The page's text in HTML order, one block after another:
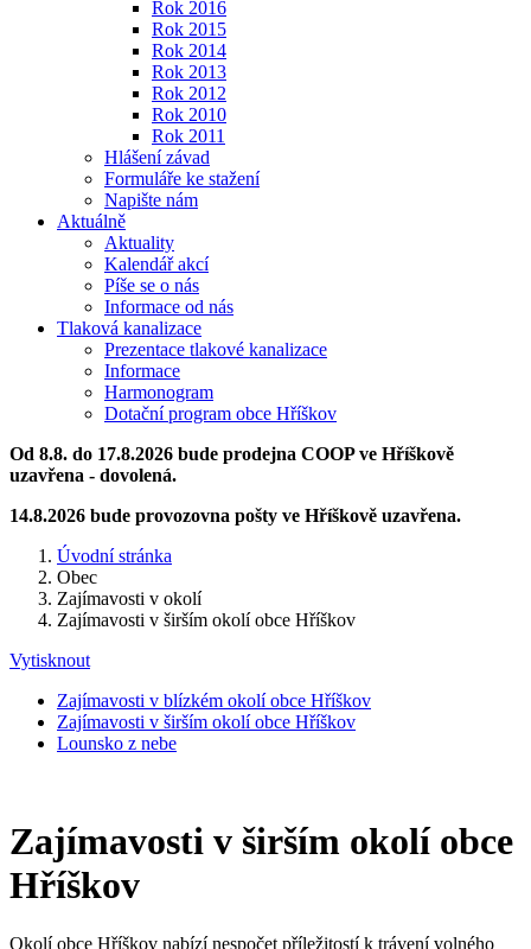
Rok 2016
Rok 2015
Rok 2014
Rok 2013
Rok 2012
Rok 2010
Rok 2011
Hlášení závad
Formuláře ke stažení
Napište nám
Aktuálně
Aktuality
Kalendář akcí
Píše se o nás
Informace od nás
Tlaková kanalizace
Prezentace tlakové kanalizace
Informace
Harmonogram
Dotační program obce Hříškov
Od 8.8. do 17.8.2026 bude prodejna COOP ve Hříškově
uzavřena - dovolená.
14.8.2026 bude provozovna pošty ve Hříškově uzavřena.
Úvodní stránka
Obec
Zajímavosti v okolí
Zajímavosti v širším okolí obce Hříškov
Vytisknout
Zajímavosti v blízkém okolí obce Hříškov
Zajímavosti v širším okolí obce Hříškov
Lounsko z nebe
Zajímavosti v širším okolí obce
Hříškov
Okolí obce Hříškov nabízí nespočet příležitostí k trávení volného